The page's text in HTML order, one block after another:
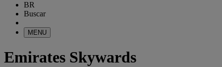
BR
Buscar
MENU
Emirates Skywards